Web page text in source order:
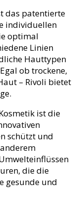
das patentierte
individuellen
optimal
Linien
Hauttypen
ob trockene,
– Rivoli bietet
ist die
schützt und
die die
gesunde und